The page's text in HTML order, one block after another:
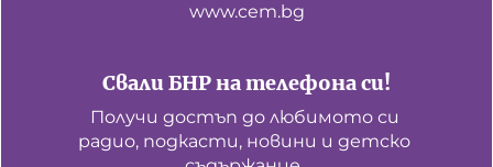
Свали БНР на телефона си!
Получи достъп до любимото си
радио, подкасти, новини и детско
www.cem.bg